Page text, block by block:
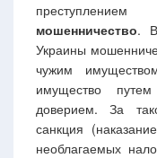
мошенничество. В
Украины
чужим
имущество
доверием. За
санкция
необлагаемых